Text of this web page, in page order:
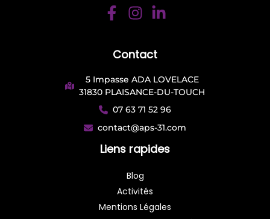
Contact
5 Impasse ADA LOVELACE
31830 PLAISANCE-DU-TOUCH
07 63 71 52 96
contact@aps-31.com
Liens rapides
Blog
Activités
Mentions Légales